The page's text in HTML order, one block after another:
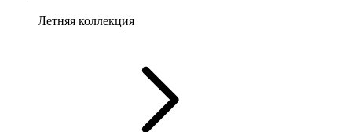
Летняя коллекция